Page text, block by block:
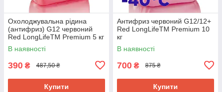
Охолоджувальна рідина
(антифриз) G12 червоний
Red LongLifeTM Premium 5 кг
В наявності
390 ₴ 487,50 ₴
Купити
Антифриз червоний G12/12+
Red LongLifeTM Premium 10
кг
В наявності
700 ₴ 875 ₴
Купити